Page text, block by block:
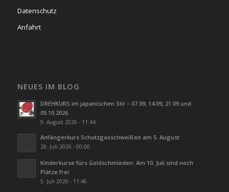
Datenschutz
Anfahrt
NEUES IM BLOG
DREHKURS im japanischen Stil – 07.09, 14.09, 21.09 und
05.10.2026
9. August 2026 - 11:44
Anfängerkurs Schutzgasschweißen am 5. August
28. Juli 2026 - 00:00
Kinderkurse fürs Goldschmieden: Am 10. Juli sind noch
Plätze frei
5. Juli 2026 - 11:46